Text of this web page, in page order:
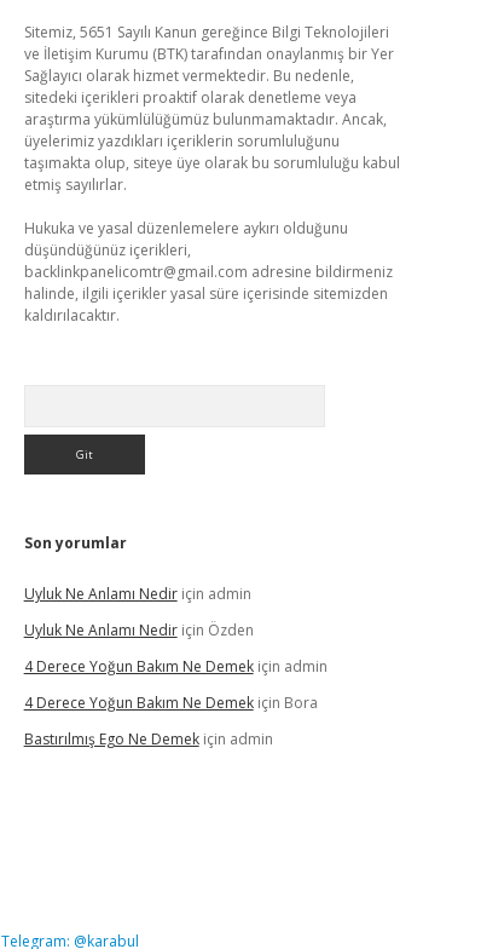
Sitemiz, 5651 Sayılı Kanun gereğince Bilgi Teknolojileri
ve İletişim Kurumu (BTK) tarafından onaylanmış bir Yer
Sağlayıcı olarak hizmet vermektedir. Bu nedenle,
sitedeki içerikleri proaktif olarak denetleme veya
araştırma yükümlülüğümüz bulunmamaktadır. Ancak,
üyelerimiz yazdıkları içeriklerin sorumluluğunu
taşımakta olup, siteye üye olarak bu sorumluluğu kabul
etmiş sayılırlar.
Hukuka ve yasal düzenlemelere aykırı olduğunu
düşündüğünüz içerikleri,
backlinkpanelicomtr@gmail.com adresine bildirmeniz
halinde, ilgili içerikler yasal süre içerisinde sitemizden
kaldırılacaktır.
Son yorumlar
Uyluk Ne Anlamı Nediriçin admin
Uyluk Ne Anlamı Nediriçin Özden
4 Derece Yoğun Bakım Ne Demekiçin admin
4 Derece Yoğun Bakım Ne Demekiçin Bora
Bastırılmış Ego Ne Demekiçin admin
Telegram: @karabul